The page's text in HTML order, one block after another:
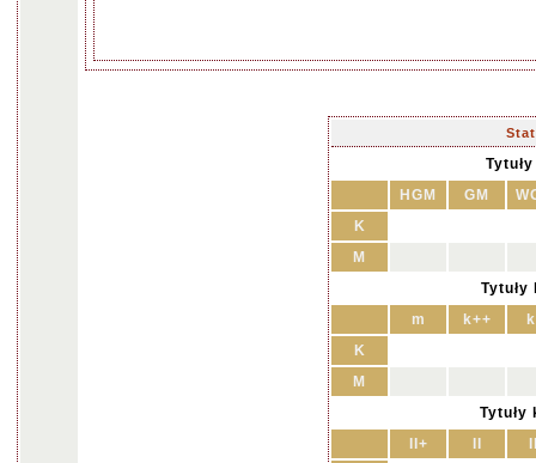
HGM
GM
K
M
m
k++
K
M
Tytuły
II+